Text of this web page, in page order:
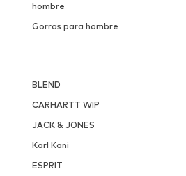
hombre
Gorras para hombre
BLEND
CARHARTT WIP
JACK & JONES
Karl Kani
ESPRIT